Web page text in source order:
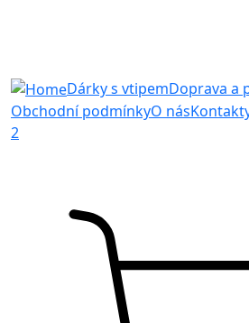
Dárky s vtipemDoprava a
Obchodní podmínkyO nás
2